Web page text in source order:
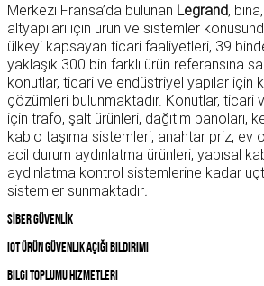
Merkezi Fransa’da bulunan Legrand,
altyapıları için ürün ve sistemler
ülkeyi kapsayan ticari faaliyetleri, 39
yaklaşık 300 bin farklı ürün referansına
konutlar, ticari ve endüstriyel yapılar için
çözümleri bulunmaktadır. Konutlar, ticari
için trafo, şalt ürünleri, dağıtım panoları,
kablo taşıma sistemleri, anahtar priz, ev
acil durum aydınlatma ürünleri, yapısal
aydınlatma kontrol sistemlerine kadar
sistemler sunmaktadır.
SİBER GÜVENLİK
IOT Ürün Güvenlik Açığı Bildirimi
Bilgi Toplumu Hizmetleri